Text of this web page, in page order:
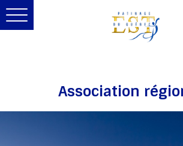
navigation
Association